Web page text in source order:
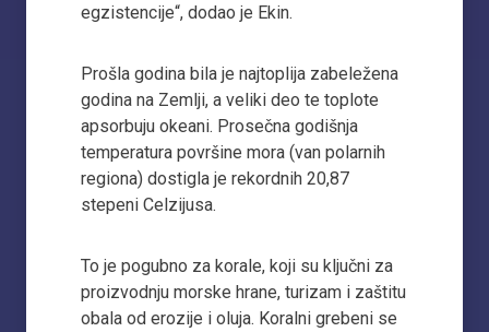
egzistencije“, dodao je Ekin.
Prošla godina bila je najtoplija zabeležena
godina na Zemlji, a veliki deo te toplote
apsorbuju okeani. Prosečna godišnja
temperatura površine mora (van polarnih
regiona) dostigla je rekordnih 20,87
stepeni Celzijusa.
To je pogubno za korale, koji su ključni za
proizvodnju morske hrane, turizam i zaštitu
obala od erozije i oluja. Koralni grebeni se